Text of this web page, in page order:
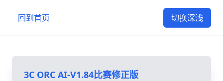
回到首页 切换深浅
3C ORC AI-V1.84比赛修正版